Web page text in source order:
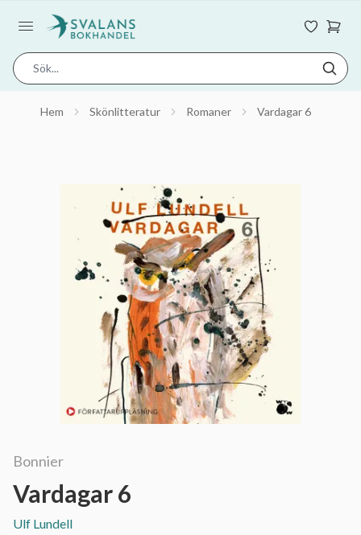
Hem Skönlitteratur Romaner Vardagar 6
Bonnier
Vardagar 6
Ulf Lundell